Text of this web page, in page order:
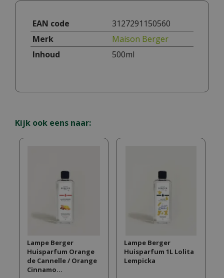
EAN code
3127291150560
Merk
Maison Berger
Inhoud
500ml
Kijk ook eens naar:
Lampe Berger
Huisparfum Orange
de Cannelle / Orange
Cinnamo…
Lampe Berger
Huisparfum 1L Lolita
Lempicka